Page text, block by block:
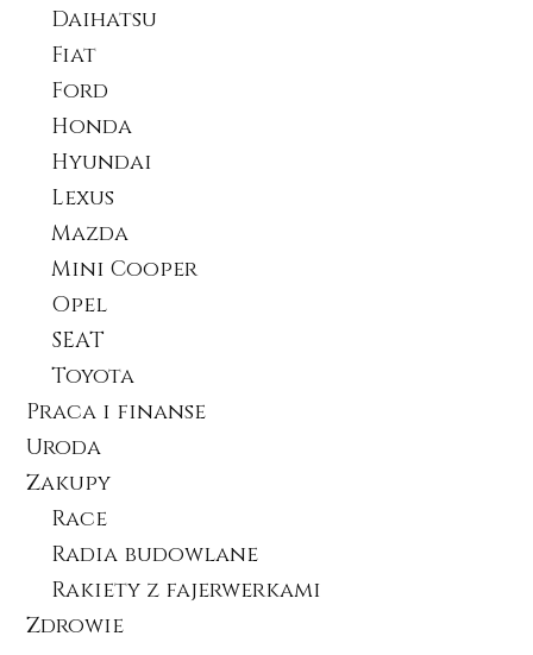
Daihatsu
Fiat
Ford
Honda
Hyundai
Lexus
Mazda
Mini Cooper
Opel
SEAT
Toyota
Praca i finanse
Uroda
Zakupy
Race
Radia budowlane
Rakiety z fajerwerkami
Zdrowie